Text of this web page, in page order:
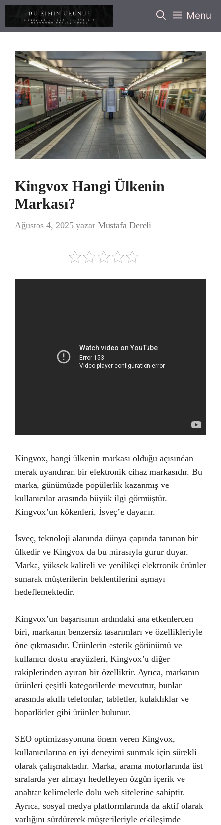
İçeriğe
Menu
Kingvox Hangi Ülkenin
Markası?
Ağustos 4, 2025 yazar Mustafa Dereli
Kingvox, hangi ülkenin markası olduğu açısından
merak uyandıran bir elektronik cihaz markasıdır. Bu
marka, günümüzde popülerlik kazanmış ve
kullanıcılar arasında büyük ilgi görmüştür.
Kingvox’un kökenleri, İsveç’e dayanır.
İsveç, teknoloji alanında dünya çapında tanınan bir
ülkedir ve Kingvox da bu mirasıyla gurur duyar.
Marka, yüksek kaliteli ve yenilikçi elektronik ürünler
sunarak müşterilerin beklentilerini aşmayı
hedeflemektedir.
Kingvox’un başarısının ardındaki ana etkenlerden
biri, markanın benzersiz tasarımları ve özellikleriyle
öne çıkmasıdır. Ürünlerin estetik görünümü ve
kullanıcı dostu arayüzleri, Kingvox’u diğer
rakiplerinden ayıran bir özelliktir. Ayrıca, markanın
ürünleri çeşitli kategorilerde mevcuttur, bunlar
arasında akıllı telefonlar, tabletler, kulaklıklar ve
hoparlörler gibi ürünler bulunur.
SEO optimizasyonuna önem veren Kingvox,
kullanıcılarına en iyi deneyimi sunmak için sürekli
olarak çalışmaktadır. Marka, arama motorlarında üst
sıralarda yer almayı hedefleyen özgün içerik ve
anahtar kelimelerle dolu web sitelerine sahiptir.
Ayrıca, sosyal medya platformlarında da aktif olarak
varlığını sürdürerek müşterileriyle etkileşimde